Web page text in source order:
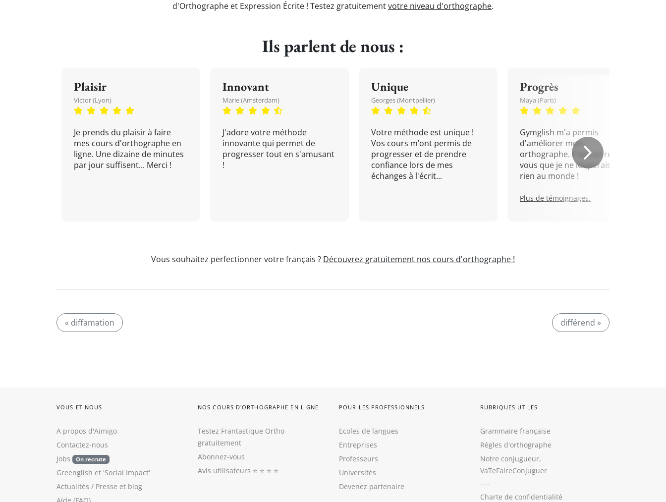
d'Orthographe et Expression Écrite ! Testez gratuitementvotre niveau d'orthographe.
Ils parlent de nous :
Plaisir
Victor (Lyon)
Je prends du plaisir à faire
mes cours d'orthographe en
ligne. Une dizaine de minutes
par jour suffisent... Merci !
Innovant
Marie (Amsterdam)
J'adore votre méthode
innovante qui permet de
progresser tout en s'amusant
!
Unique
Georges (Montpellier)
Votre méthode est unique !
Vos cours m’ont permis de
progresser et de prendre
confiance lors de mes
échanges à l'écrit...
Progrès
Maya (Paris)
Gymglish m'a permis
d'améliorer mon
orthographe. C'est un rendez-
vous que je ne louperais pour
rien au monde !
Plus de témoignages.
Vous souhaitez perfectionner votre français ? Découvrez gratuitement nos cours d'orthographe !
« diffamation différend »
VOUS ET NOUS
A propos d'Aimigo
Contactez-nous
Jobs
On recrute
Greenglish et 'Social Impact'
Actualités / Presse et blog
NOS COURS D'ORTHOGRAPHE EN LIGNE
Testez Frantastique Ortho
gratuitement
Abonnez-vous
Avis utilisateurs ⭐️ ⭐️ ⭐️ ⭐️
POUR LES PROFESSIONNELS
Ecoles de langues
Entreprises
Professeurs
Universités
Devenez partenaire
RUBRIQUES UTILES
Grammaire française
Règles d'orthographe
Notre conjugueur,
VaTeFaireConjuguer
----
Charte de confidentialité